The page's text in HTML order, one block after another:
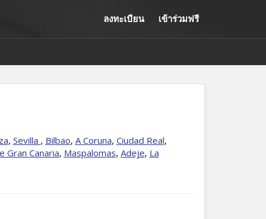
ลงทะเบียน เข้าร่วมฟรี
, Sevilla , Bilbao, A Coruna, Ciudad Real,
Gran Canaria, Maspalomas, Adeje, La